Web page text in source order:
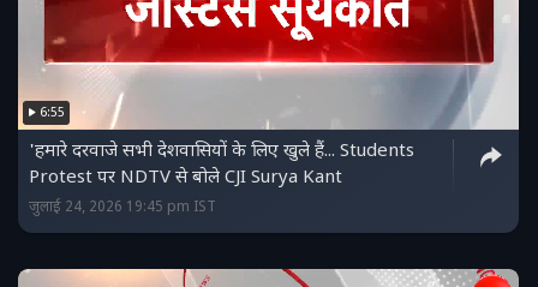
6:55
'हमारे दरवाजे सभी देशवासियों के लिए खुले हैं... Students
Protest पर NDTV से बोले CJI Surya Kant
जुलाई 24, 2026 19:45 pm IST